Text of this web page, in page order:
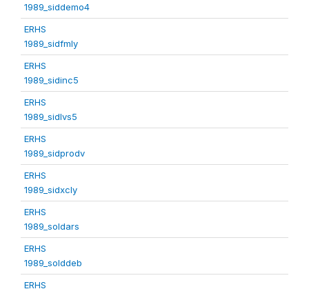
1989_siddemo4
ERHS
1989_sidfmly
ERHS
1989_sidinc5
ERHS
1989_sidlvs5
ERHS
1989_sidprodv
ERHS
1989_sidxcly
ERHS
1989_soldars
ERHS
1989_solddeb
ERHS